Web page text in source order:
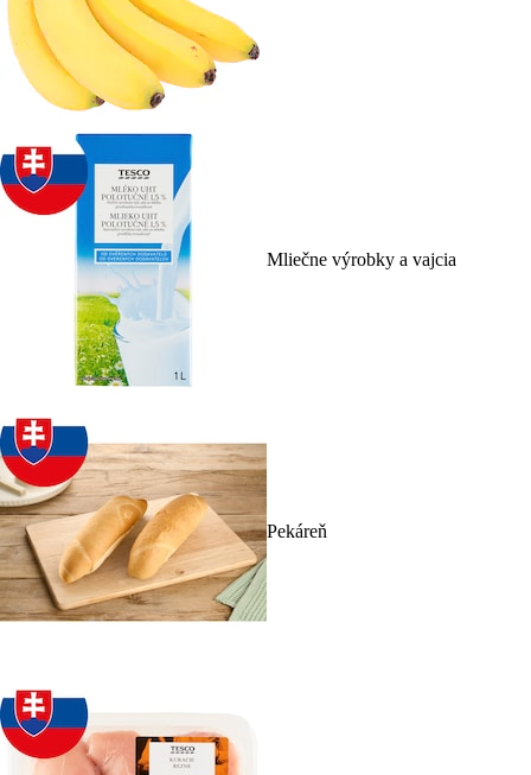
Mliečne výrobky a vajcia
Pekáreň